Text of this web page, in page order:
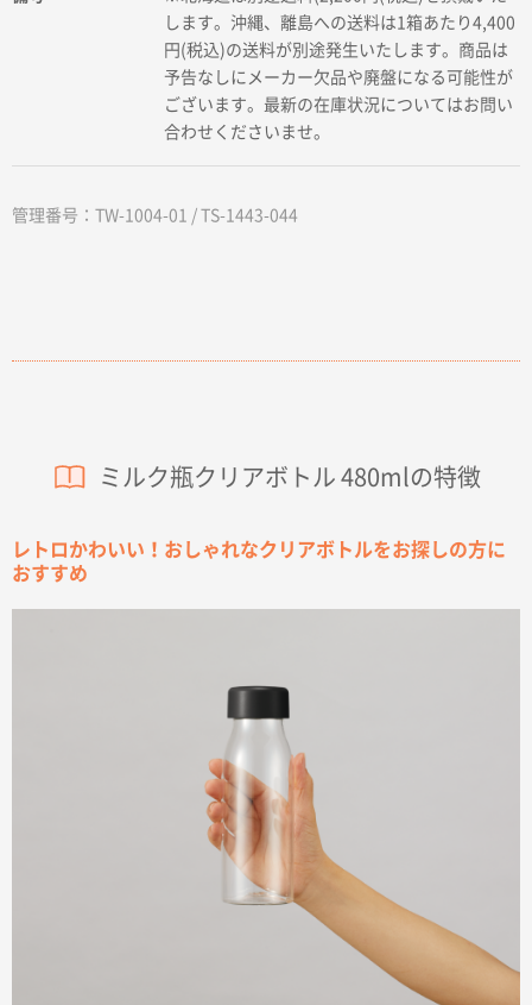
します。沖縄、離島への送料は1箱あたり4,400
円(税込)の送料が別途発生いたします。商品は
予告なしにメーカー欠品や廃盤になる可能性が
ございます。最新の在庫状況についてはお問い
合わせくださいませ。
管理番号：TW-1004-01 / TS-1443-044
ミルク瓶クリアボトル 480mlの特徴
レトロかわいい！おしゃれなクリアボトルをお探しの方に
おすすめ